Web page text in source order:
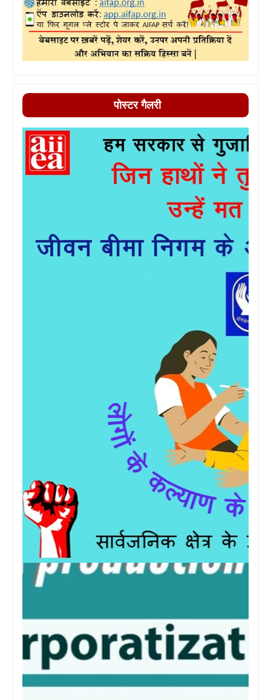
पोस्टर गैलरी